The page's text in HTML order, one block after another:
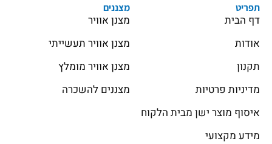
תפריט
דף הבית
אודות
תקנון
מדיניות פרטיות
איסוף מוצר ישן מבית הלקוח
מידע מקצועי
מצננים
מצנן אוויר
מצנן אוויר תעשייתי
מצנן אוויר מומלץ
מצננים להשכרה